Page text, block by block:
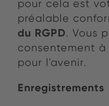
pour cela est
préalable
du RGPD. Vous
consentement
pour l'avenir.
Enregistrements